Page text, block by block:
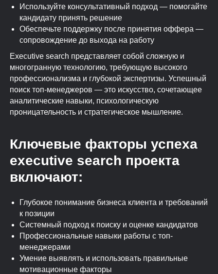
Используйте консультативный подход — помогайте
кандидату принять решение
Обеспечьте поддержку после принятия оффера —
сопровождение до выхода на работу
Executive search представляет собой сложную и
многогранную технологию, требующую высокого
профессионализма и глубокой экспертизы. Успешный
поиск топ-менеджеров — это искусство, сочетающее
аналитические навыки, психологическую
проницательность и стратегическое мышление.
Ключевые факторы успеха
executive search проекта
включают:
Глубокое понимание бизнеса клиента и требований
к позиции
Системный подход к поиску и оценке кандидатов
Профессиональные навыки работы с топ-
менеджерами
Умение выявлять и использовать правильные
мотивационные факторы